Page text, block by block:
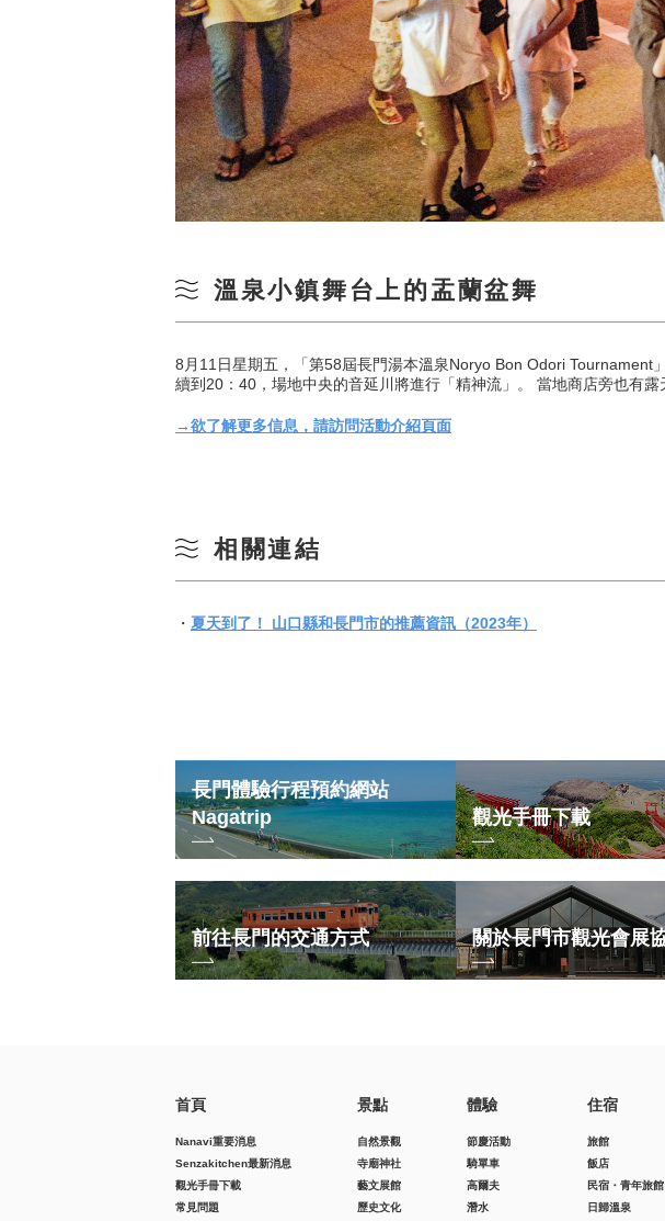
溫泉小鎮舞台上的盂蘭盆舞
8月11日星期五，「第58屆長門湯本溫泉Noryo Bon Odori
續到20：40，場地中央的音延川將進行「精神流」。 當地商店旁也有露
→欲了解更多信息，請訪問活動介紹頁面
相關連結
・ 夏天到了！ 山口縣和長門市的推薦資訊（2023年）
長門體驗行程預約網站
Nagatrip
觀光手冊下載
前往長門的交通方式 關於長門市觀光會展
首頁
Nanavi重要消息
Senzakitchen最新消息
觀光手冊下載
常見問題
景點
自然景觀
寺廟神社
藝文展館
歷史文化
體驗
節慶活動
騎單車
高爾夫
潛水
住宿
旅館
飯店
民宿・青年旅館
日歸溫泉